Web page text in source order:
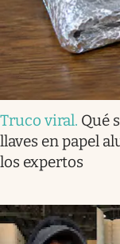
Truco viral. Qué
llaves en papel
los expertos